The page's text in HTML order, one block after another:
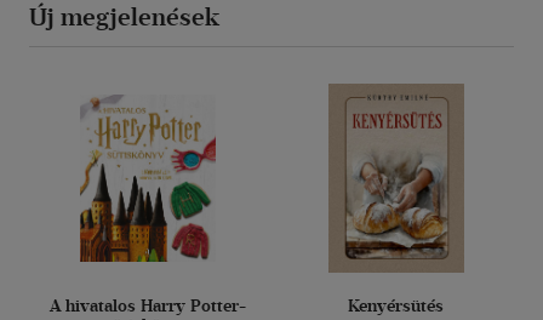
Új megjelenések
A hivatalos Harry Potter-
Kenyérsütés